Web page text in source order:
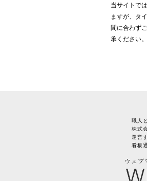
当サイトで
ますが、タ
間に合わず
承ください。
職人
株式
運営
看板